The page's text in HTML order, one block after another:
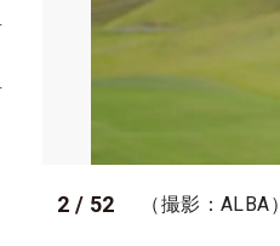
2 / 52 （撮影：ALBA